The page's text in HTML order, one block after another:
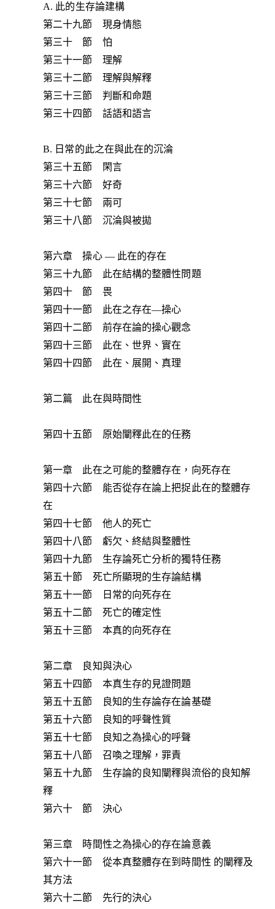
A. 此的生存論建構
第二十九節 現身情態
第三十 節 怕
第三十一節 理解
第三十二節 理解與解釋
第三十三節 判斷和命題
第三十四節 話語和語言
B. 日常的此之在與此在的沉淪
第三十五節 閑言
第三十六節 好奇
第三十七節 兩可
第三十八節 沉淪與被拋
第六章 操心 — 此在的存在
第三十九節 此在結構的整體性問題
第四十 節 畏
第四十一節 此在之存在—操心
第四十二節 前存在論的操心觀念
第四十三節 此在、世界、實在
第四十四節 此在、展開、真理
第二篇 此在與時間性
第四十五節 原始闡釋此在的任務
第一章 此在之可能的整體存在，向死存在
第四十六節 能否從存在論上把捉此在的整體存
在
第四十七節 他人的死亡
第四十八節 虧欠、終結與整體性
第四十九節 生存論死亡分析的獨特任務
第五十節 死亡所顯現的生存論結構
第五十一節 日常的向死存在
第五十二節 死亡的確定性
第五十三節 本真的向死存在
第二章 良知與決心
第五十四節 本真生存的見證問題
第五十五節 良知的生存論存在論基礎
第五十六節 良知的呼聲性質
第五十七節 良知之為操心的呼聲
第五十八節 召喚之理解，罪責
第五十九節 生存論的良知闡釋與流俗的良知解
釋
第六十 節 決心
第三章 時間性之為操心的存在論意義
第六十一節 從本真整體存在到時間性 的闡釋及
其方法
第六十二節 先行的決心